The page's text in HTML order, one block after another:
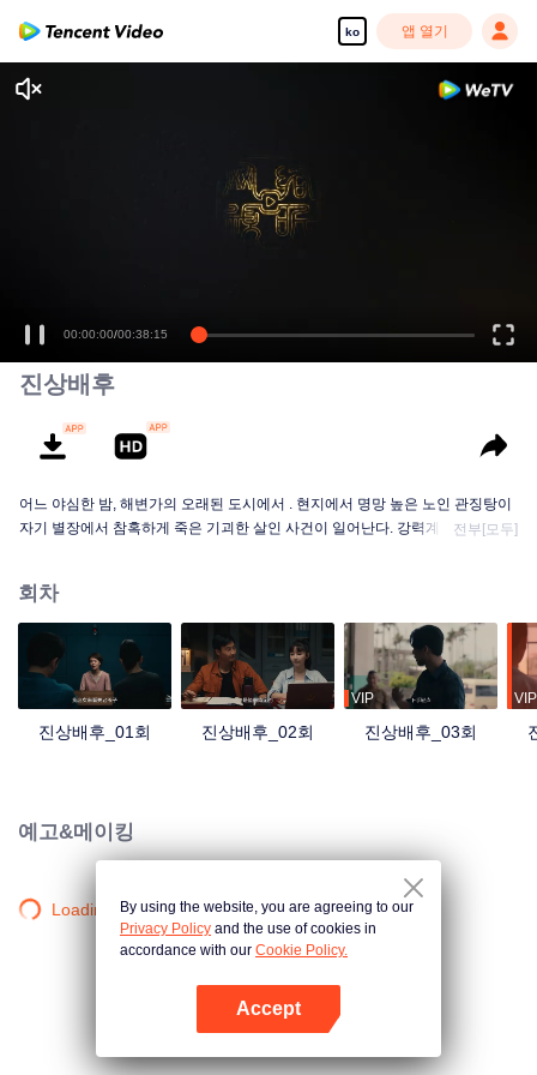
ko 앱 열기
00:00:00/00:38:15
진상배후
어느 야심한 밤, 해변가의 오래된 도시에서 . 현지에서 명망 높은 노인 관징탕이
자기 별장에서 참혹하게 죽은 기괴한 살인 사건이 일어난다. 강력계 팀장 안핑
다. 이와 동시에 관징탕과 관계가 좋은 사람들이 속속들이 죽어나가고, 안핑과
상제는 오래된 사건을 발견하게 되면서 안핑의 사부이자 상제의 아버지가 그 사
건에 의해 죽은 것을 알게 되는데...
전부[모두]
회차
진상배후_01회 진상배후_02회
VIP
진상배후_03회
VIP
예고&메이킹
Loading…By using the website, you are agreeing to our
Privacy Policy and the use of cookies in
accordance with our Cookie Policy.
Accept